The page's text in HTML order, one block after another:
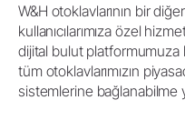
W&H otoklavlarının bir
kullanıcılarımıza özel
dijital bulut platformumuza
tüm otoklavlarımızın
sistemlerine bağlanabilme